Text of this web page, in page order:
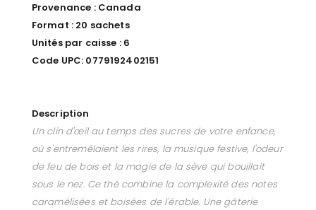
Provenance : Canada
Format : 20 sachets
Unités par caisse : 6
Code UPC: 0779192402151
Description
Un clin d'œil au temps des sucres de votre enfance,
où s'entremêlaient les rires, la musique festive, l'odeur
de feu de bois et la magie de la sève qui bouillait
sous le nez. Ce thé combine la complexité des notes
caramélisées et boisées de l'érable. Une gâterie